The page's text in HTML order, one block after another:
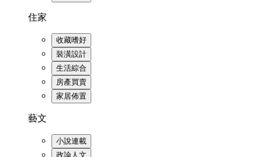
住家
收藏嗜好
裝潢設計
生活綜合
房產買賣
家居佈置
藝文
小說連載
政論人文